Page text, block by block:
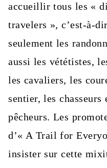
accueillir tous les «
travelers », c’est-à-
seulement les
aussi les vététistes,
les cavaliers, les
sentier, les chasseurs
pêcheurs. Les
d’« A Trail for
insister sur cette